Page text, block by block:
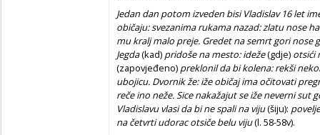
Jedan dan potom izveden bisi Vladislav 16 let
običaju: svezanima rukama nazad: zlatu nose
mu kralj malo preje. Gredet na semrt gori nose
Jegda(kad) pridoše na mesto: ideže(gdje) otsići
(zapovjeđeno) preklonil da bi kolena: rekši
ubojicu. Dvornik že: iže običaj ima očitovati
reče ino neže. Sice nakažajut se iže neverni sut
Vladislavu vlasi da bi ne spali na viju(šiju):
načetvrti udorac otsiče belu viju(l. 58-58v).